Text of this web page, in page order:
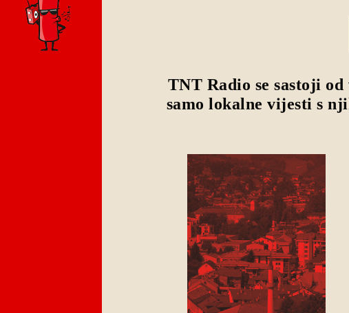
TNT Radio se sastoji
samo lokalne vijesti s